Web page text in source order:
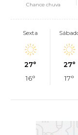
Chance chuva
Sexta
27°
16°
27°
17°